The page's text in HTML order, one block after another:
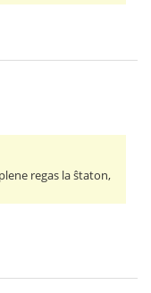
regas la ŝtaton,